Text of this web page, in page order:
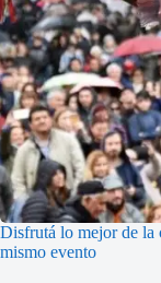
Disfrutá lo mejor de la
mismo evento